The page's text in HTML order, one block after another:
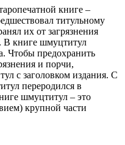
книге –
титульному
их от загрязнения
В книге шмуцтитул
Чтобы предохранить
и порчи,
с заголовком издания. С
переродился в
шмуцтитул – это
крупной части